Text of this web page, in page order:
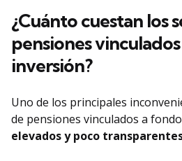
¿Cuánto cuestan los
pensiones
inversión?
Uno de los principales
de pensiones vinculados a
elevados y poco